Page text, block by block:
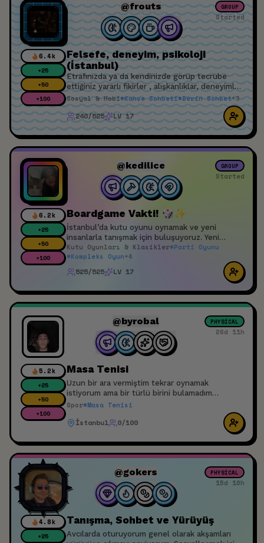
6.4k
+25
+50
+100
@frouts GROUP
Started
Felsefe, deneyim, psikoloji
(İstanbul)
Etrafınızda ya da kendinizde görüp tecrübe
ettiğiniz yararlı fikirler , alışkanlıklar, deneyimler
gibi birbirimizin hayatını, sorunlarını farklı bakış
açılarıyla geliştirmek
Sosyal & Hobi#Kahve Sohbeti#Derin Sohbet+3
240/525 LV 17
6.2k
+25
+50
+100
@kedilice GROUP
Started
Boardgame Vakti! 🎲✨
İstanbul’da kutu oyunu oynamak ve yeni
insanlarla tanışmak için buluşuyoruz. Yeni
oyunlar öğrenmek, farklı kutu oyunları denemek
ve bu hobiyi seven insanlarla vakit geçirmek
isteyen herkesi bekleriz. Oyun bilmiyorsan hiç
sorun değil, masalarda bilen arkadaşlar
beni (Sinem) bulabilir, uygun bir masaya
yönlendiririm. 📍 18 yaş ve üzeri katılımcılar
Kutu Oyunları & Klasikler#Parti Oyunu
#Kompleks Oyun+4
525/525 LV 17
5.2k
+25
+50
+100
@byrobal PHYSICAL
26d 11h
Masa Tenisi
Uzun bir ara vermiştim tekrar oynamak
istiyorum ama bir türlü birini bulamadım
İstanbulda herhangi bir konumda olabilir
Spor#Masa Tenisi
İstanbul 0/100
4.8k
+25
@gokers PHYSICAL
15d 10h
Tanışma, Sohbet ve Yürüyüş
Avcılarda oturuyorum genel olarak akşamları